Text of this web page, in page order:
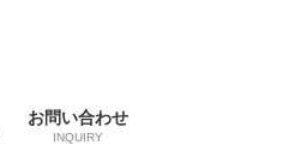
お問い合わせ
INQUIRY